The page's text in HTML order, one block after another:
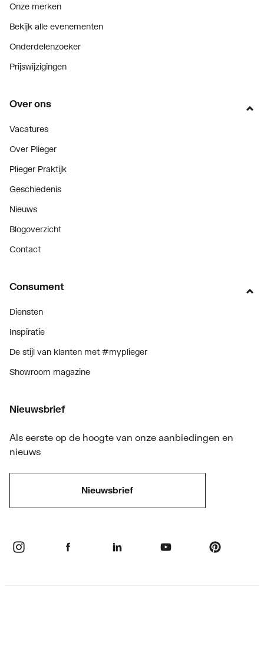
Onze merken
Bekijk alle evenementen
Onderdelenzoeker
Prijswijzigingen
Over ons
Vacatures
Over Plieger
Plieger Praktijk
Geschiedenis
Nieuws
Blogoverzicht
Contact
Consument
Diensten
Inspiratie
De stijl van klanten met #myplieger
Showroom magazine
Nieuwsbrief
Als eerste op de hoogte van onze aanbiedingen en
nieuws
Nieuwsbrief